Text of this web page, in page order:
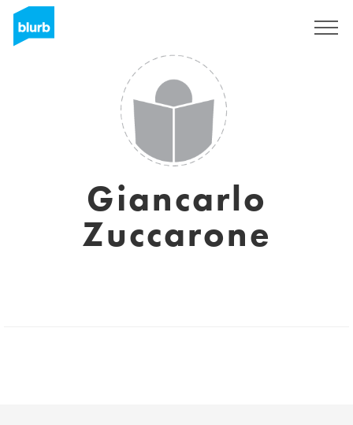
Giancarlo
Zuccarone